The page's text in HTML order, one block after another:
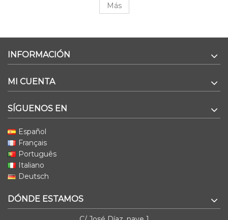
Más
INFORMACIÓN
MI CUENTA
SÍGUENOS EN
Español
Français
Português
Italiano
Deutsch
DÓNDE ESTAMOS